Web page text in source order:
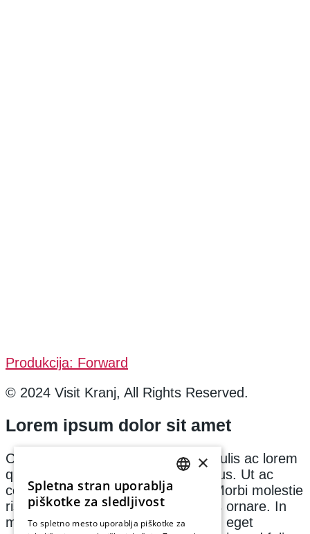
Produkcija: Forward
© 2024 Visit Kranj, All Rights Reserved.
Lorem ipsum dolor sit amet
Consectetur adipiscing elit. Sed iaculis ac lorem
quis sodales. Proin sed blandit lectus. Ut ac
consequat leo, sed varius neque. Morbi molestie
risus arcu, et placerat odio rhoncus ornare. In
mollis feugiat dui a aliquam. Nullam eget
SLOVENIAN
×
Spletna stran uporablja
piškotke za sledljivost
To spletno mesto uporablja piškotke za